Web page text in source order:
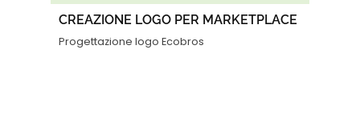
CREAZIONE LOGO PER MARKETPLACE
Progettazione logo Ecobros